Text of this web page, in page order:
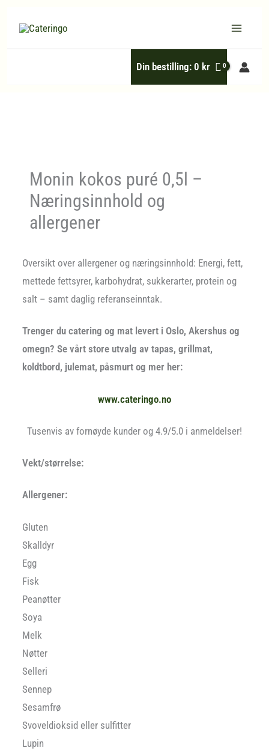
Din bestilling:0 kr
Monin kokos puré 0,5l –
Næringsinnhold og
allergener
Oversikt over allergener og næringsinnhold: Energi, fett,
mettede fettsyrer, karbohydrat, sukkerarter, protein og
salt – samt daglig referanseinntak.
Trenger du catering og mat levert i Oslo, Akershus og
omegn? Se vårt store utvalg av tapas, grillmat,
koldtbord, julemat, påsmurt og mer her:
www.cateringo.no
Tusenvis av fornøyde kunder og 4.9/5.0 i anmeldelser!
Vekt/størrelse:
Allergener:
Gluten
Skalldyr
Egg
Fisk
Peanøtter
Soya
Melk
Nøtter
Selleri
Sennep
Sesamfrø
Svoveldioksid eller sulfitter
Lupin